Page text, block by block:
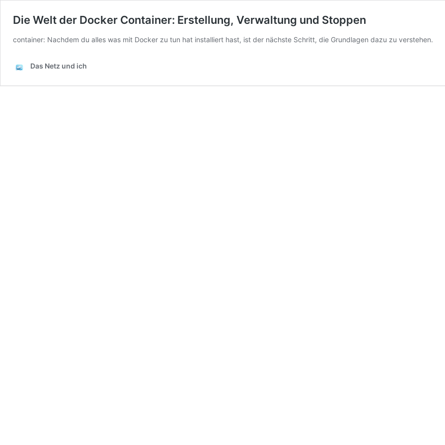
Die Welt der Docker Container: Erstellung, Verwaltung und Stoppen
container: Nachdem du alles was mit Docker zu tun hat installiert hast, ist der nächste Schritt, die Grundlagen dazu zu verstehen.
Das Netz und ich